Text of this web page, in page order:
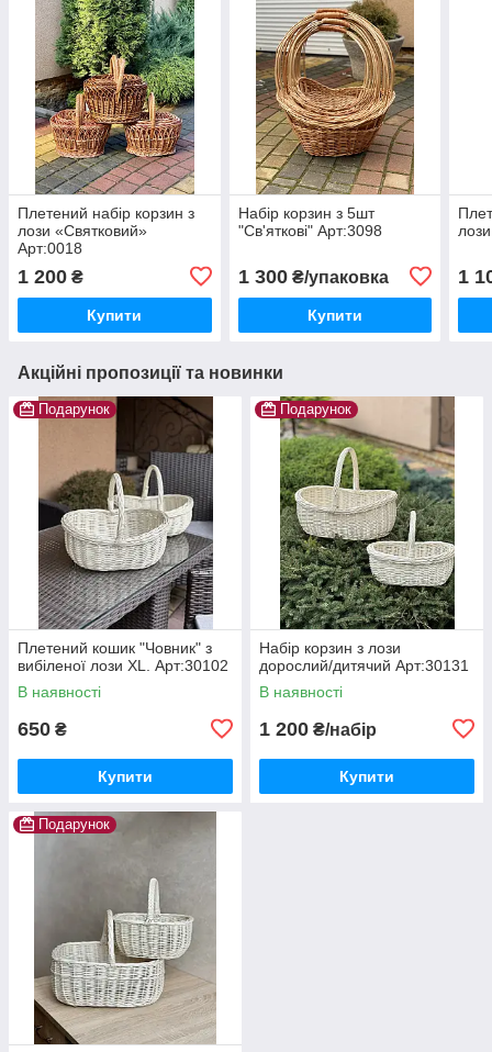
Плетений набір корзин з
лози «Святковий»
Арт:0018
1 200 ₴
Купити
Набір корзин з 5шт
"Св'яткові" Арт:3098
1 300₴/упаковка
Купити
1
Акційні пропозиції та новинки
Подарунок
Плетений кошик "Човник" з
вибіленої лози XL. Арт:30102
В наявності
650 ₴
Купити
Подарунок
Набір корзин з лози
дорослий/дитячий Арт:30131
В наявності
1 200 ₴/набір
Купити
Подарунок